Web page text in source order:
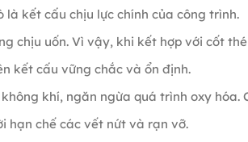
kết cấu chịu lực chính của công trình.
chịu uốn. Vì vậy, khi kết hợp với cốt
kết cấu vững chắc và ổn định.
khí, ngăn ngừa quá trình oxy hóa.
hạn chế các vết nứt và rạn vỡ.